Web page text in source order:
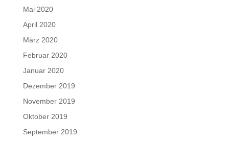
Mai 2020
April 2020
März 2020
Februar 2020
Januar 2020
Dezember 2019
November 2019
Oktober 2019
September 2019